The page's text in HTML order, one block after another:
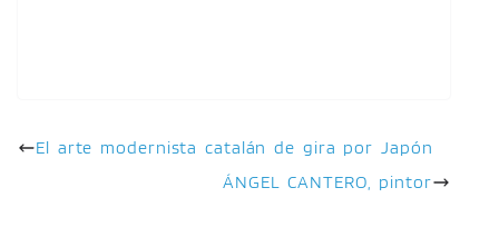
El arte modernista catalán de gira por Japón
ÁNGEL CANTERO, pintor